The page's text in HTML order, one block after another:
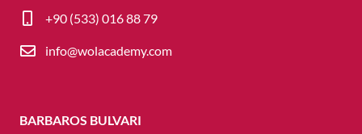
+90 (533) 016 88 79
info@wolacademy.com
BARBAROS BULVARI